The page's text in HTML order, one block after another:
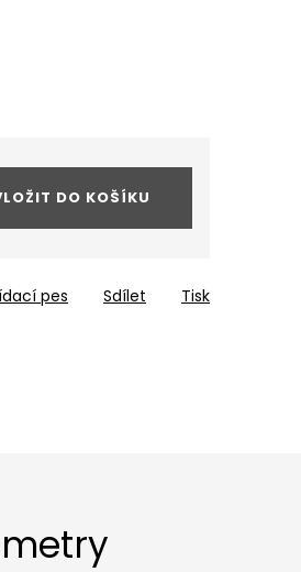
DO KOŠÍKU
Tisk
pes Sdílet